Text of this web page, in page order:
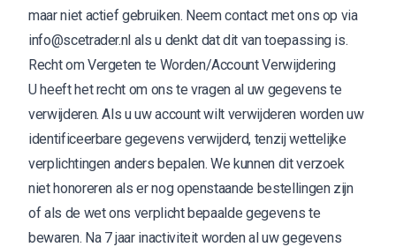
maar niet actief gebruiken. Neem contact met ons op via
info@scetrader.nl als u denkt dat dit van toepassing is.
Recht om Vergeten te Worden/Account Verwijdering
U heeft het recht om ons te vragen al uw gegevens te
verwijderen. Als u uw account wilt verwijderen worden uw
identificeerbare gegevens verwijderd, tenzij wettelijke
verplichtingen anders bepalen. We kunnen dit verzoek
niet honoreren als er nog openstaande bestellingen zijn
of als de wet ons verplicht bepaalde gegevens te
bewaren. Na 7 jaar inactiviteit worden al uw gegevens